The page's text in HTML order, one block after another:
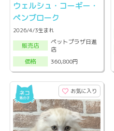
ウェルシュ・コーギー・
ペンブローク
2026/4/3生まれ
販売店
ペットプラザ日進
店
価格
360,800円
お気に入り